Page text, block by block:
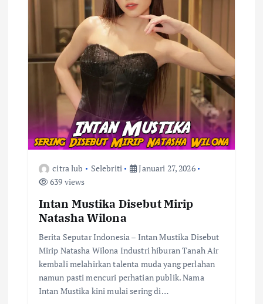
citra lub Selebriti
Januari 27, 2026
639 views
Intan Mustika Disebut Mirip
Natasha Wilona
Berita Seputar Indonesia – Intan Mustika Disebut
Mirip Natasha Wilona Industri hiburan Tanah Air
kembali melahirkan talenta muda yang perlahan
namun pasti mencuri perhatian publik. Nama
Intan Mustika kini mulai sering di…